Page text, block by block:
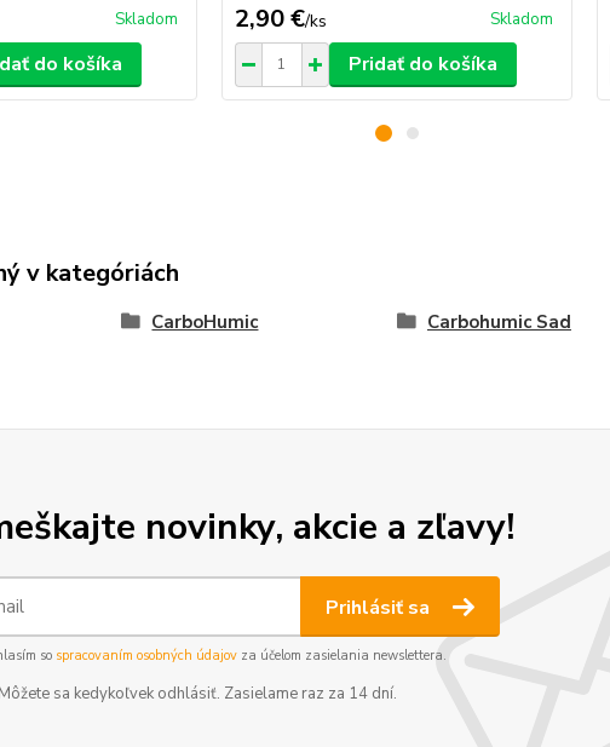
Skladom
do košíka
2,90 €/ks Skladom
Pridať do košíka
v kategóriách
CarboHumic Carbohumic Sad
novinky, akcie a zľavy!
Prihlásiť sa
so spracovaním osobných údajovza účelom zasielania newslettera.
Môžete sa kedykoľvek odhlásiť. Zasielame raz za 14 dní.